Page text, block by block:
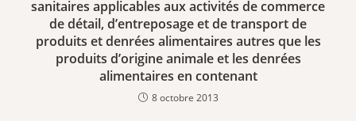
sanitaires applicables aux activités de commerce
de détail, d’entreposage et de transport de
produits et denrées alimentaires autres que les
produits d’origine animale et les denrées
alimentaires en contenant
8 octobre 2013